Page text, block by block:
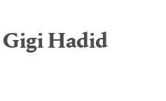
Gigi Hadid